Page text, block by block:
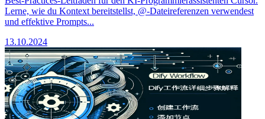
Lerne, wie du Kontext bereitstellst, @-Dateireferenzen verwendest
und effektive Prompts...
13.10.2024